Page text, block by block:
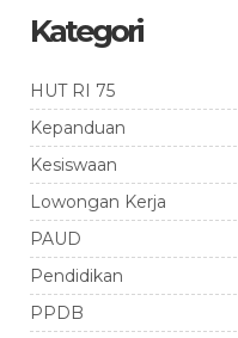
Kategori
HUT RI 75
Kepanduan
Kesiswaan
Lowongan Kerja
PAUD
Pendidikan
PPDB